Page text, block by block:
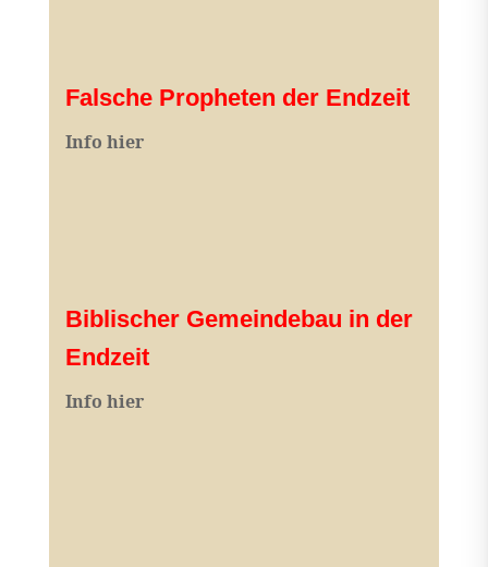
Falsche Propheten der Endzeit
Info hier
Biblischer Gemeindebau in der
Endzeit
Info hier